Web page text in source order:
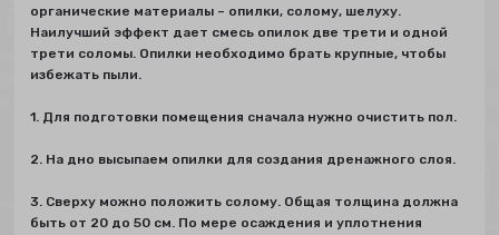
органические материалы – опилки, солому, шелуху.
Наилучший эффект дает смесь опилок две трети и одной
трети соломы. Опилки необходимо брать крупные, чтобы
избежать пыли.
1. Для подготовки помещения сначала нужно очистить пол.
2. На дно высыпаем опилки для создания дренажного слоя.
3. Сверху можно положить солому. Общая толщина должна
быть от 20 до 50 см. По мере осаждения и уплотнения